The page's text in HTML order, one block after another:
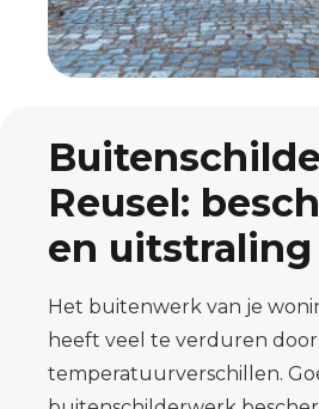
Reusel:
en uitstraling
Het buitenwerk van je
heeft veel te verduren
temperatuurverschillen.